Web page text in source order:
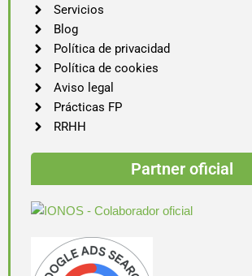
Servicios
Blog
Política de privacidad
Política de cookies
Aviso legal
Prácticas FP
RRHH
Partner oficial